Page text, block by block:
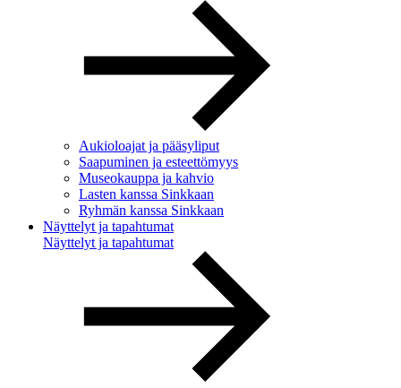
Aukioloajat ja pääsyliput
Saapuminen ja esteettömyys
Museokauppa ja kahvio
Lasten kanssa Sinkkaan
Ryhmän kanssa Sinkkaan
Näyttelyt ja tapahtumat
Näyttelyt ja tapahtumat